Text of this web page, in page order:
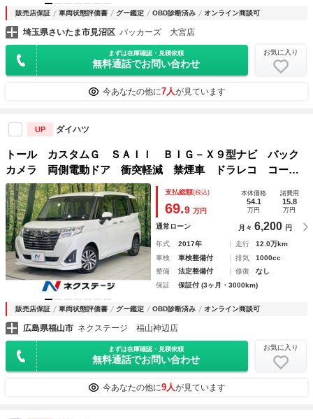
販売店保証 車両状態評価書 グー鑑定 OBD診断済み オンライン商談可
埼玉県さいたま市見沼区 パッカーズ 大宮店
まずは在庫確認・見積依頼
無料通話でお問い合わせ
お気に入り
今あなたの他に7人が見ています
UP ダイハツ
トール カスタムＧ ＳＡＩＩ ＢＩＧ－Ｘ９型ナビ バック
カメラ 両側電動ドア 衝突軽減 禁煙車 ドラレコ コーナ
ーセンサー ＥＴＣ ＬＥＤヘッド スマートキー 純正１４
インチアルミ Ｂｌｕｅｔｏｏｔｈ フルセグ
支払総額(税込)
69.9 万円
本体価格
54.1
万円
諸費用
15.8
万円
通常ローン 月々 6,200 円
年式 2017年 走行
12.0万km
車検
車検整備付 排気
1000cc
整備
法定整備付 修復
なし
保証
保証付 (3ヶ月・3000km)
販売店保証 車両状態評価書 グー鑑定 OBD診断済み オンライン商談可
広島県福山市 ネクステージ 福山神辺店
まずは在庫確認・見積依頼
無料通話でお問い合わせ
お気に入り
今あなたの他に9人が見ています